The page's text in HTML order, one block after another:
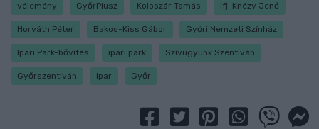
vélemény GyőrPlusz Koloszár Tamás ifj. Knézy Jenő
Horváth Péter Bakos-Kiss Gábor Győri Nemzeti Színház
Ipari Park-bővítés ipari park Szívügyünk Szentiván
Győrszentiván ipar Győr